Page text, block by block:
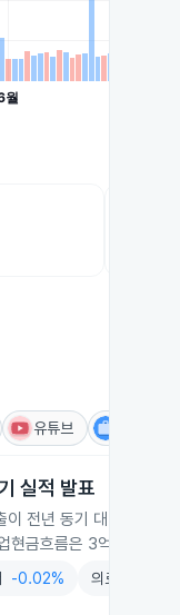
유튜브
실적 발표
이 전년 동기 대비
현금흐름은 3억 8,000
-0.02% 의료기기및의